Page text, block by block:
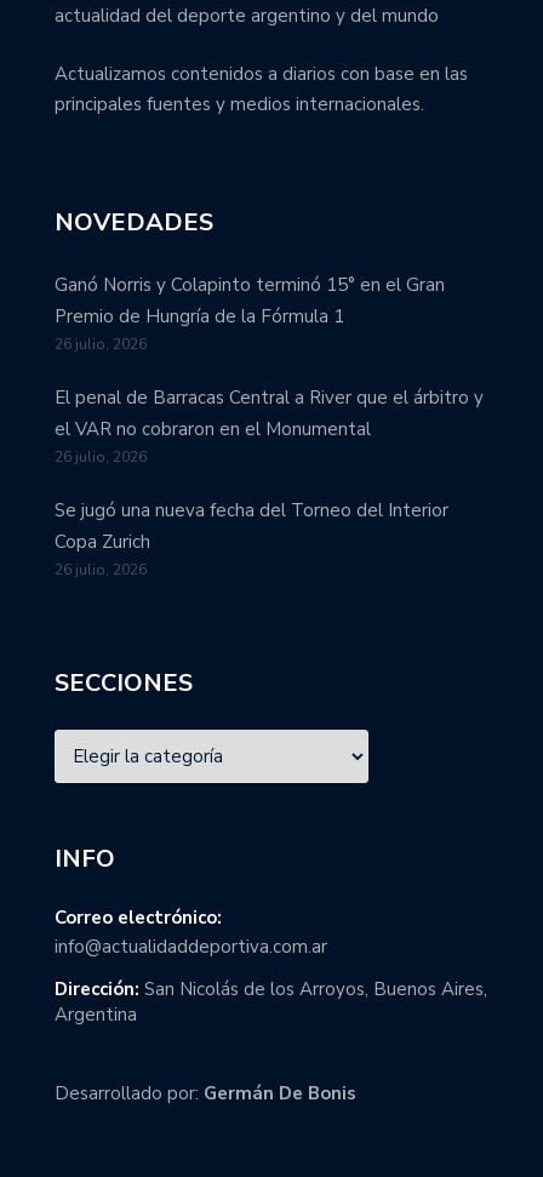
actualidad del deporte argentino y del mundo
Actualizamos contenidos a diarios con base en las
principales fuentes y medios internacionales.
NOVEDADES
Ganó Norris y Colapinto terminó 15° en el Gran
Premio de Hungría de la Fórmula 1
26 julio, 2026
El penal de Barracas Central a River que el árbitro y
el VAR no cobraron en el Monumental
26 julio, 2026
Se jugó una nueva fecha del Torneo del Interior
Copa Zurich
26 julio, 2026
SECCIONES
INFO
Correo electrónico:
info@actualidaddeportiva.com.ar
Dirección: San Nicolás de los Arroyos, Buenos Aires,
Argentina
Desarrollado por: Germán De Bonis